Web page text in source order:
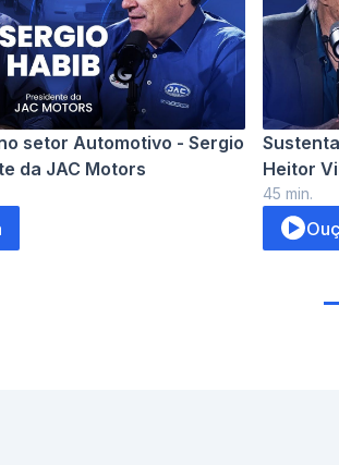
setor Automotivo - Sergio
da JAC Motors
Heitor
45 min.